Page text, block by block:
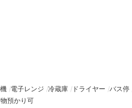
電子レンジ 冷蔵庫 ドライヤー バス停
預かり可